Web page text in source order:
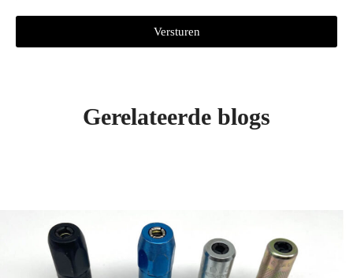
Versturen
Gerelateerde blogs